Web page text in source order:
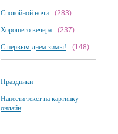
Спокойной ночи (283)
Хорошего вечера (237)
С первым днем зимы! (148)
Праздники
Нанести текст на картинку
онлайн